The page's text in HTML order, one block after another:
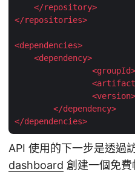
</repository>
</repositories>
<dependencies>
<dependency>
<groupId>
<
<version>
</dependency>
</dependencies>
API 使用的下一步是透過
dashboard 創建一個免